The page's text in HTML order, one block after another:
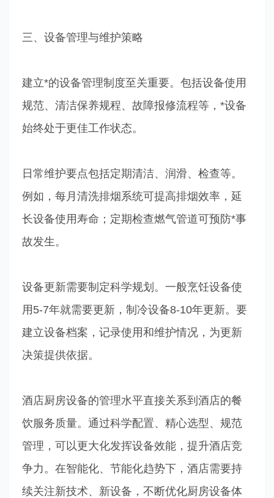
三、设备管理与维护策略
建立*的设备管理制度至关重要。包括设备使用
规范、清洁保养规程、故障报修流程等，*设备
始终处于更佳工作状态。
日常维护要点包括定期清洁、润滑、检查等。
例如，每月清洗排烟系统可提高排烟效率，延
长设备使用寿命；定期检查燃气管道可预防*事
故发生。
设备更新需要制定科学规划。一般烹饪设备使
用5-7年就需要更新，制冷设备8-10年更新。要
建立设备档案，记录使用和维护情况，为更新
决策提供依据。
酒店厨房设备的管理水平直接关系到酒店的餐
饮服务质量。通过科学配置、精心选型、规范
管理，可以更大化发挥设备效能，提升酒店竞
争力。在智能化、节能化趋势下，酒店需要持
续关注新技术、新设备，不断优化厨房设备体